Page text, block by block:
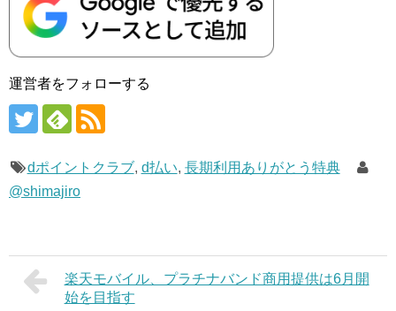
運営者をフォローする
dポイントクラブ, d払い, 長期利用ありがとう特典
@shimajiro
楽天モバイル、プラチナバンド商用提供は6月開
始を目指す